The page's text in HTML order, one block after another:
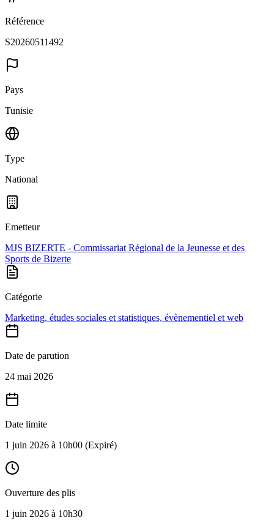
Référence
S20260511492
Pays
Tunisie
Type
National
Emetteur
MJS BIZERTE - Commissariat Régional de la Jeunesse et des
Sports de Bizerte
Catégorie
Marketing, études sociales et statistiques, évènementiel et web
Date de parution
24 mai 2026
Date limite
1 juin 2026 à 10h00 (Expiré)
Ouverture des plis
1 juin 2026 à 10h30